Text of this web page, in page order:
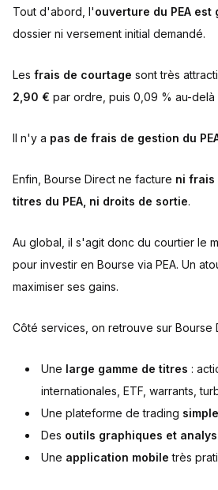
Tout d'abord, l'ouverture du PEA est
dossier ni versement initial demandé.
Les frais de courtage sont très
2,90 € par ordre, puis 0,09 % au-
Il n'y a pas de frais de gestion du
Enfin, Bourse Direct ne facture ni frais
titres du PEA, ni droits de sortie.
Au global, il s'agit donc du courtier le
pour investir en Bourse via PEA. Un
maximiser ses gains.
Côté services, on retrouve sur Bourse
Une large gamme de titres :
internationales, ETF, warrants,
Une plateforme de trading
Des outils graphiques et
Une application mobile très